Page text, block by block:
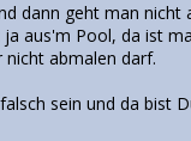
dann geht man nicht
aus'm Pool, da ist
nicht abmalen darf.
sein und da bist